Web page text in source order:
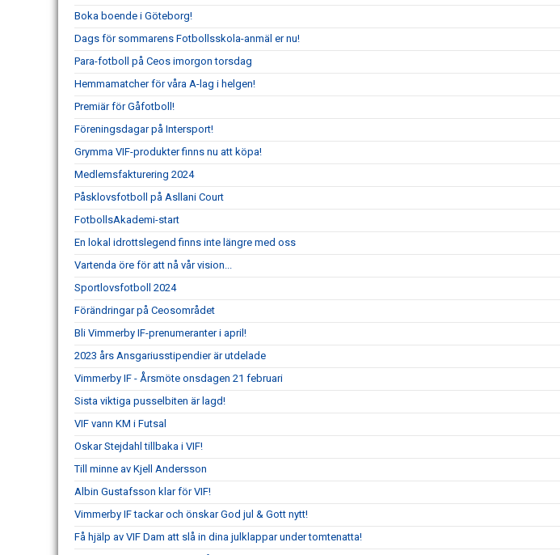
Boka boende i Göteborg!
Dags för sommarens Fotbollsskola-anmäl er nu!
Para-fotboll på Ceos imorgon torsdag
Hemmamatcher för våra A-lag i helgen!
Premiär för Gåfotboll!
Föreningsdagar på Intersport!
Grymma VIF-produkter finns nu att köpa!
Medlemsfakturering 2024
Påsklovsfotboll på Asllani Court
FotbollsAkademi-start
En lokal idrottslegend finns inte längre med oss
Vartenda öre för att nå vår vision...
Sportlovsfotboll 2024
Förändringar på Ceosområdet
Bli Vimmerby IF-prenumeranter i april!
2023 års Ansgariusstipendier är utdelade
Vimmerby IF - Årsmöte onsdagen 21 februari
Sista viktiga pusselbiten är lagd!
VIF vann KM i Futsal
Oskar Stejdahl tillbaka i VIF!
Till minne av Kjell Andersson
Albin Gustafsson klar för VIF!
Vimmerby IF tackar och önskar God jul & Gott nytt!
Få hjälp av VIF Dam att slå in dina julklappar under tomtenatta!